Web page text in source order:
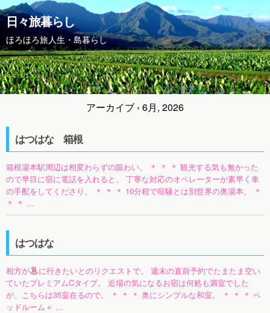
日々旅暮らし
ほろほろ旅人生・島暮らし
アーカイブ › 6月, 2026
はつはな 箱根
箱根湯本駅周辺は相変わらずの賑わい。 ＊ ＊ ＊ 観光する気も無かった
ので早目に宿に電話を入れると、 丁寧な対応のオペレーターが素早く車
の手配をしてくださり。 ＊ ＊ ＊ 10分程で喧騒とは別世界の奥湯本。 ＊
＊ ＊ …
はつはな
相方が
に行きたいとのリクエストで、 週末の直前予約でたまたま空い
ていたプレミアムCタイプ。 近場の気になるお宿は何処も満室でした
が、こちらは35室在るので。 ＊ ＊ ＊ 奥にシンプルな和室。 ＊ ＊ ＊ ベ
ッドルーム＋ …